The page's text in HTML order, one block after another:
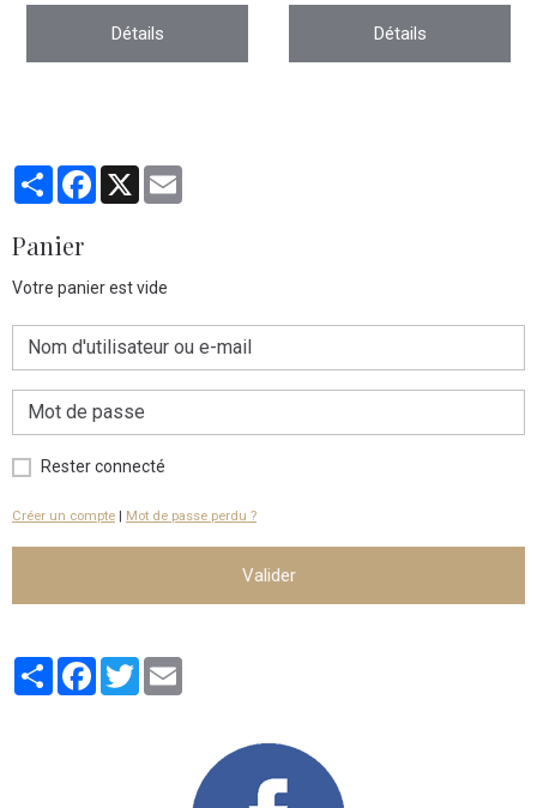
Détails Détails
PartagerFacebook
X
Panier
Votre panier est vide
Rester connecté
Créer un compte Mot de passe perdu ?
Valider
PartagerFacebook
Twitter